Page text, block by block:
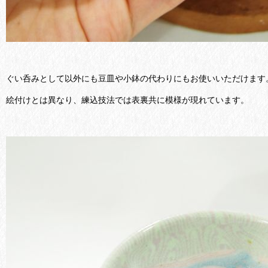
ぐい呑みとして以外にも豆皿や小鉢の代わりにもお使いいただけます
絵付けとは異なり、練込技法では表裏共に模様が現れています。